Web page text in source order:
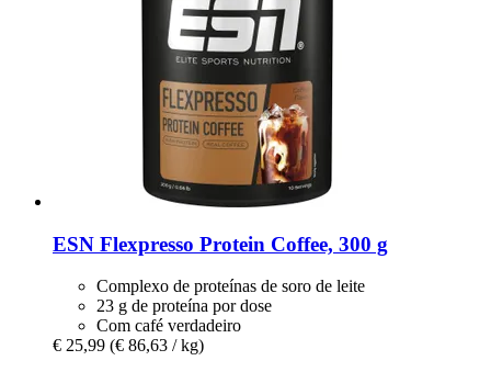
ESN Flexpresso Protein Coffee, 300 g
Complexo de proteínas de soro de leite
23 g de proteína por dose
Com café verdadeiro
€ 25,99 (€ 86,63 / kg)